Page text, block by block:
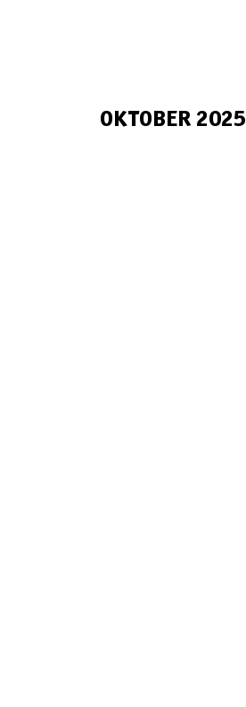
OKTOBER 2025